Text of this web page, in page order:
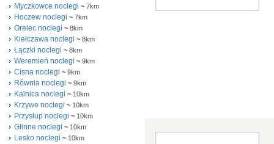
Myczkowce noclegi ~ 7km
Hoczew noclegi ~ 7km
Orelec noclegi ~ 8km
Kiełczawa noclegi ~ 8km
Łączki noclegi ~ 8km
Weremień noclegi ~ 9km
Cisna noclegi ~ 9km
Równia noclegi ~ 9km
Kalnica noclegi ~ 10km
Krzywe noclegi ~ 10km
Przysłup noclegi ~ 10km
Glinne noclegi ~ 10km
Lesko noclegi ~ 10km